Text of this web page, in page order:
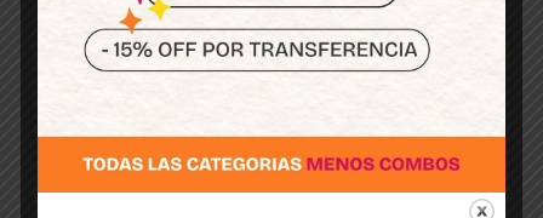
para que las puntadas salgan prolijas? Si la
puntada queda floja, se enreda el hilo o la tela
se arruga, probablemente sea un tema de
proyectos de costura se vean profesionales. En